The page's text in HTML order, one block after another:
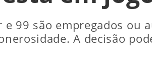
99 são empregados ou
A decisão